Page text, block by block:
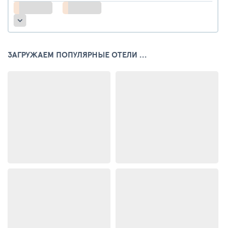
ЗАГРУЖАЕМ ПОПУЛЯРНЫЕ ОТЕЛИ ...